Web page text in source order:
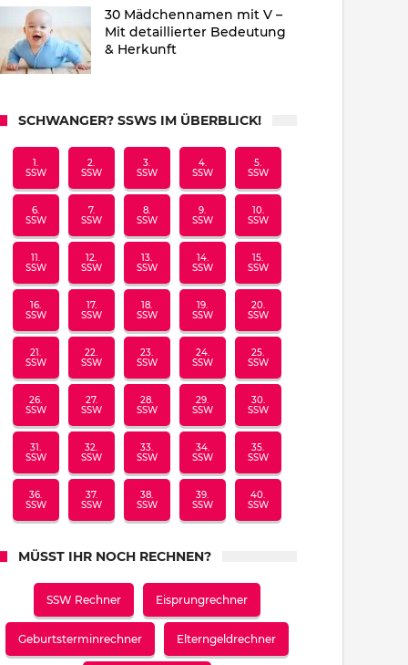
30 Mädchennamen mit V –
Mit detaillierter Bedeutung
& Herkunft
SCHWANGER? SSWS IM ÜBERBLICK!
1.
SSW
2.
SSW
3.
SSW
4.
SSW
5.
SSW
6.
SSW
7.
SSW
8.
SSW
9.
SSW
10.
SSW
11.
SSW
12.
SSW
13.
SSW
14.
SSW
15.
SSW
16.
SSW
17.
SSW
18.
SSW
19.
SSW
20.
SSW
21.
SSW
22.
SSW
23.
SSW
24.
SSW
25.
SSW
26.
SSW
27.
SSW
28.
SSW
29.
SSW
30.
SSW
31.
SSW
32.
SSW
33.
SSW
34.
SSW
35.
SSW
36.
SSW
37.
SSW
38.
SSW
39.
SSW
40.
SSW
MÜSST IHR NOCH RECHNEN?
SSW Rechner Eisprungrechner
Geburtsterminrechner Elterngeldrechner